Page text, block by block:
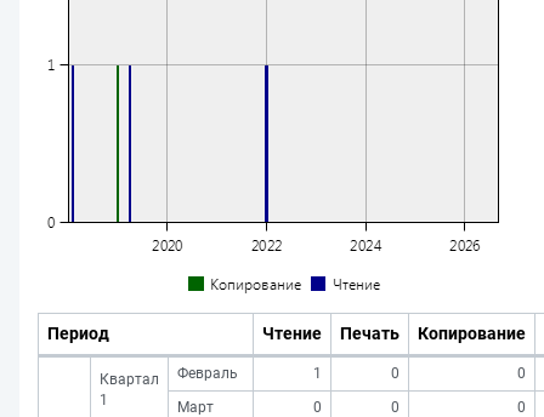
Период Чтение Печать Копирование
Квартал
1
Февраль 1 0
0
Март
0 0 0